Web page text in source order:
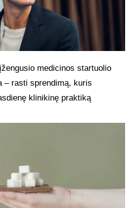
medicinos startuolio
– rasti sprendimą, kuris
klinikinę praktiką